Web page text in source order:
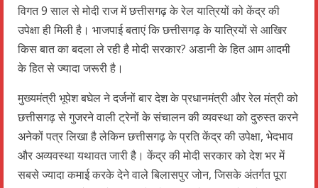
विगत 9 साल से मोदी राज में छत्तीसगढ़ के रेल यात्रियों को केंद्र की
उपेक्षा ही मिली है। भाजपाई बताएं कि छत्तीसगढ़ के यात्रियों से आखिर
किस बात का बदला ले रही है मोदी सरकार? अडानी के हित आम आदमी
के हित से ज्यादा जरूरी है।
मुख्यमंत्री भूपेश बघेल ने दर्जनों बार देश के प्रधानमंत्री और रेल मंत्री को
छत्तीसगढ़ से गुजरने वाली ट्रेनों के संचालन की व्यवस्था को दुरुस्त करने
अनेकों पत्र लिखा है लेकिन छत्तीसगढ़ के प्रति केंद्र की उपेक्षा, भेदभाव
और अव्यवस्था यथावत जारी है। केंद्र की मोदी सरकार को देश भर में
सबसे ज्यादा कमाई करके देने वाले बिलासपुर जोन, जिसके अंतर्गत पूरा